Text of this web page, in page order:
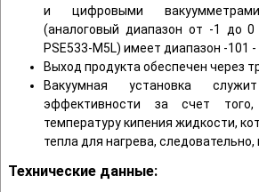
и цифровыми
(аналоговый диапазон от -1 до
PSE533-M5L) имеет диапазон -101 -
Выход продукта обеспечен через
Вакуумная установка
эффективности за счет
температуру кипения жидкости,
тепла для нагрева, следовательно,
Технические данные: